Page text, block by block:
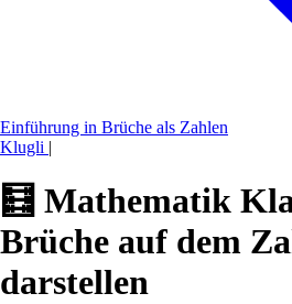
Einführung in Brüche als Zahlen
Klugli |
🧮 Mathematik
Brüche auf dem
darstellen